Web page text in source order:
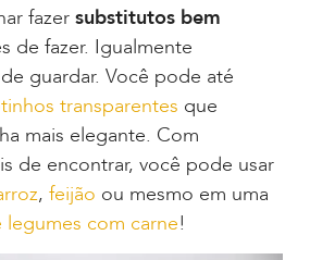
fazer substitutos bem
de fazer. Igualmente
guardar. Você pode até
transparentes que
mais elegante. Com
de encontrar, você pode usar
, feijão ou mesmo em uma
legumes com carne!